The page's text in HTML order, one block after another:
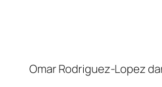
Omar Rodriguez-Lopez